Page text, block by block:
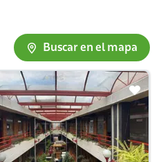
Buscar en el mapa